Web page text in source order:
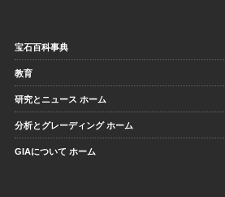
宝石百科事典
教育
研究とニュース ホーム
分析とグレーディング ホーム
GIAについて ホーム